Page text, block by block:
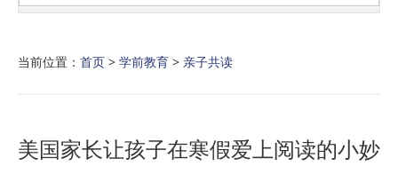
当前位置： 首页 > 学前教育 > 亲子共读
美国家长让孩子在寒假爱上阅读的小妙